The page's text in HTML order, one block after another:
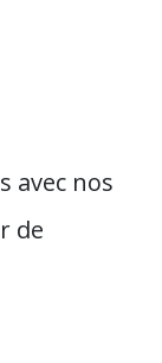
avec nos
de